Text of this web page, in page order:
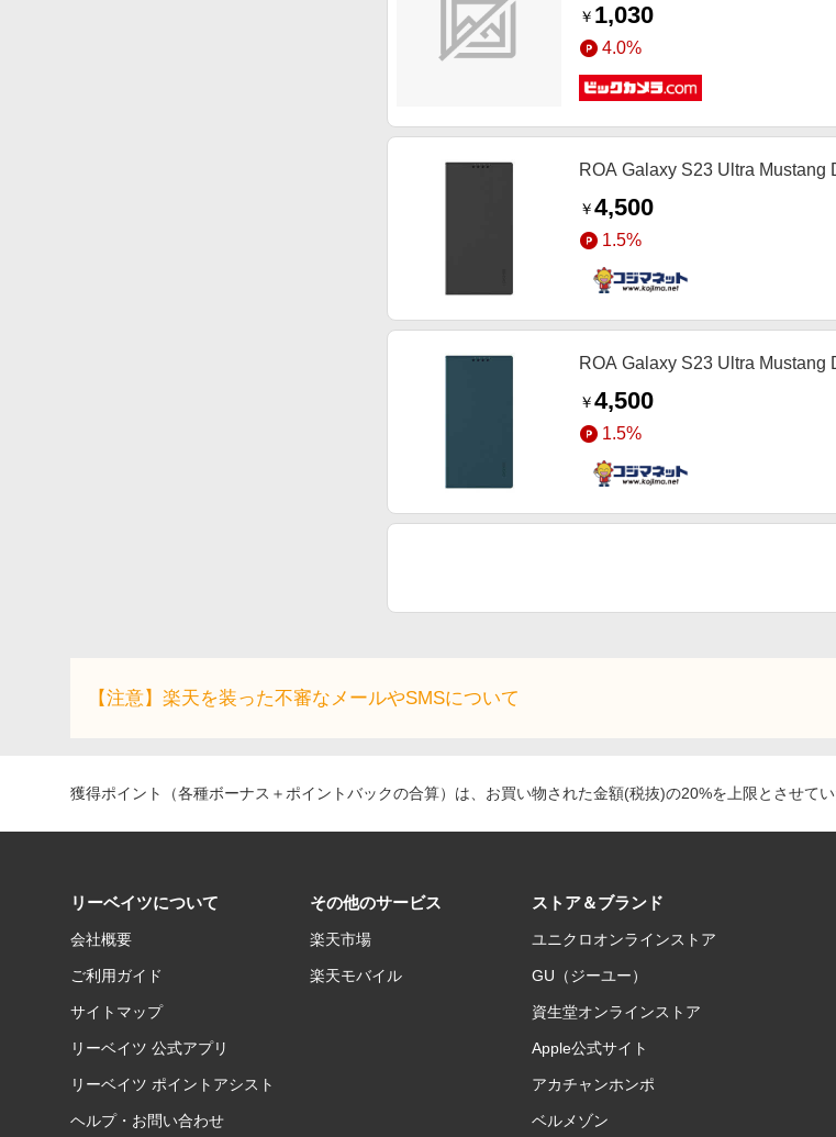
￥ 1,030
4.0%
ROA Galaxy S23 Ultra
￥4,500
1.5%
ROA Galaxy S23 Ultra
￥4,500
1.5%
【注意】楽天を装った不審なメールやSMSについて
獲得ポイント（各種ボーナス＋ポイントバックの合算）は、お買い物された金額(税抜)の20%を上限とさせて
リーベイツについて
会社概要
ご利用ガイド
サイトマップ
リーベイツ 公式アプリ
リーベイツ ポイントアシスト
ヘルプ・お問い合わせ
その他のサービス
楽天市場
楽天モバイル
ストア＆ブランド
ユニクロオンラインストア
GU（ジーユー）
資生堂オンラインストア
Apple公式サイト
アカチャンホンポ
ベルメゾン